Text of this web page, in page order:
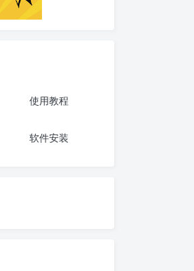
使用教程
软件安装